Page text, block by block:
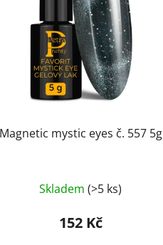
Magnetic mystic eyes č. 557 5g
hodnocení
produktu
Skladem(>5 ks)
152 Kč